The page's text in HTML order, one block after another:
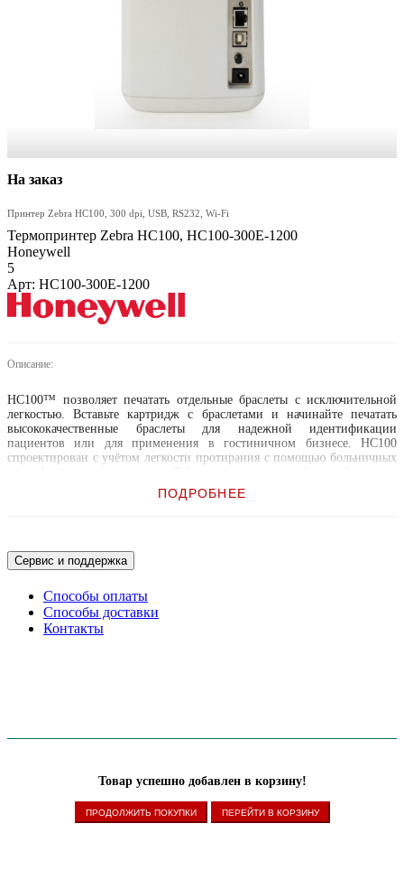
На заказ
Принтер Zebra HC100, 300 dpi, USB, RS232, Wi-Fi
Термопринтер Zebra HC100, HC100-300E-1200
Honeywell
5
Арт: HC100-300E-1200
Описание:
HC100™ позволяет печатать отдельные браслеты с исключительной
легкостью. Вставьте картридж с браслетами и начинайте печатать
высококачественные браслеты для надежной идентификации
пациентов или для применения в гостиничном бизнесе. HC100
спроектирован с учётом легкости протирания с помощью больничных
различных стилей, размеров и цветов для медицинских учреждений,
парков развлечений, водных парков и развлекательных мероприятий.
Принтер HC100 для браслетов создан с учётом требований
и простые для загрузки картриджи для обеспечения идеального
решения для печати браслетов. Широкий ряд доступных браслетов
подходит для применения в сфере здравоохранения, гостиничной
технология распознает тип браслета и автоматически калибрует
картриджа выполняется очень быстро и просто и требует
ИДЕАЛЕН ДЛЯ ГОСТИНИЦ
ПОДРОБНЕЕ
Сервис и поддержка
Способы оплаты
Способы доставки
Контакты
Товар успешно добавлен в корзину!
ПРОДОЛЖИТЬ ПОКУПКИ ПЕРЕЙТИ В КОРЗИНУ